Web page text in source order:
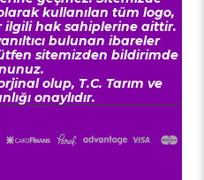
kullanılan tüm logo,
hak sahiplerine aittir.
bulunan ibareler
sitemizden bildirimde
olup, T.C. Tarım ve
onaylıdır.